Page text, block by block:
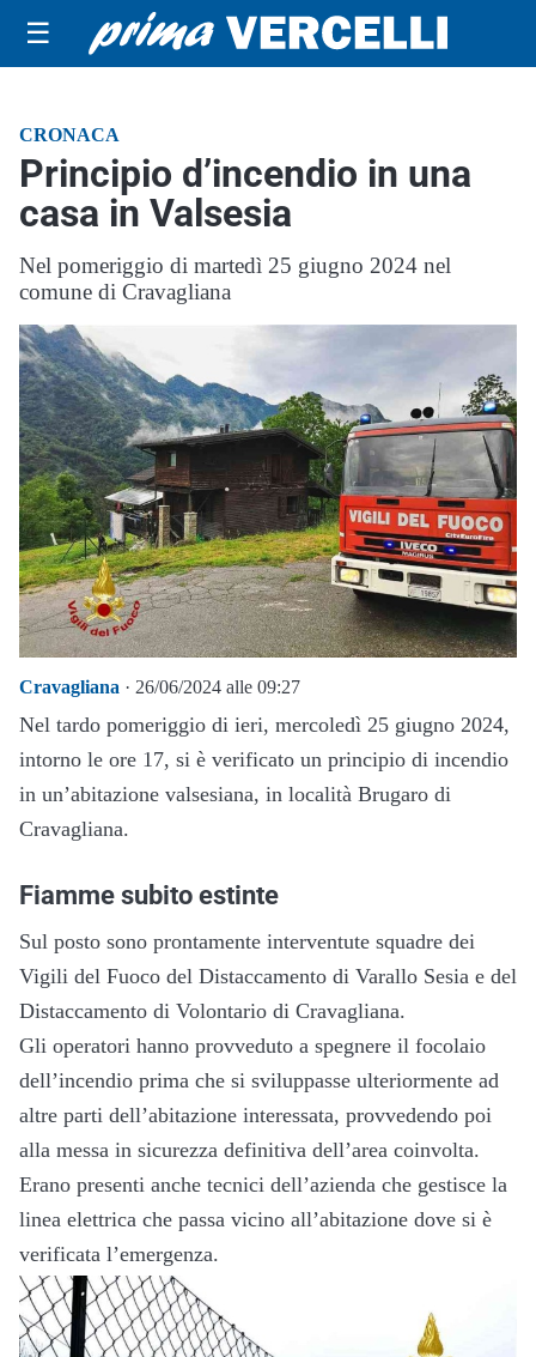
☰
CRONACA
Principio d’incendio in una
casa in Valsesia
Nel pomeriggio di martedì 25 giugno 2024 nel
comune di Cravagliana
Cravagliana · 26/06/2024 alle 09:27
Nel tardo pomeriggio di ieri, mercoledì 25 giugno 2024,
intorno le ore 17, si è verificato un principio di incendio
in un’abitazione valsesiana, in località Brugaro di
Cravagliana.
Fiamme subito estinte
Sul posto sono prontamente interventute squadre dei
Vigili del Fuoco del Distaccamento di Varallo Sesia e del
Distaccamento di Volontario di Cravagliana.
Gli operatori hanno provveduto a spegnere il focolaio
dell’incendio prima che si sviluppasse ulteriormente ad
altre parti dell’abitazione interessata, provvedendo poi
alla messa in sicurezza definitiva dell’area coinvolta.
Erano presenti anche tecnici dell’azienda che gestisce la
linea elettrica che passa vicino all’abitazione dove si è
verificata l’emergenza.